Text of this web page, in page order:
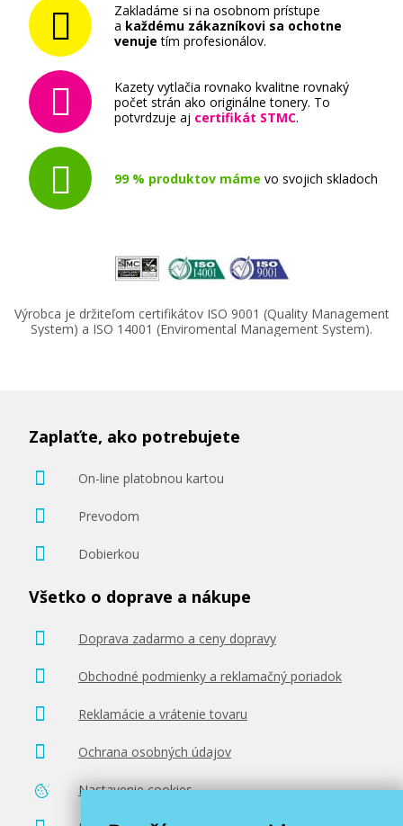
Zakladáme si na osobnom prístupe
a každému zákazníkovi sa ochotne
venuje tím profesionálov.
Kazety vytlačia rovnako kvalitne rovnaký
počet strán ako originálne tonery. To
potvrdzuje aj certifikát STMC.
99 % produktov máme vo svojich skladoch
Výrobca je držiteľom certifikátov ISO 9001 (Quality Management
System) a ISO 14001 (Enviromental Management System).
Zaplaťte, ako potrebujete
On-line platobnou kartou
Prevodom
Dobierkou
Všetko o doprave a nákupe
Doprava zadarmo a ceny dopravy
Obchodné podmienky a reklamačný poriadok
Reklamácie a vrátenie tovaru
Ochrana osobných údajov
Nastavenie cookies